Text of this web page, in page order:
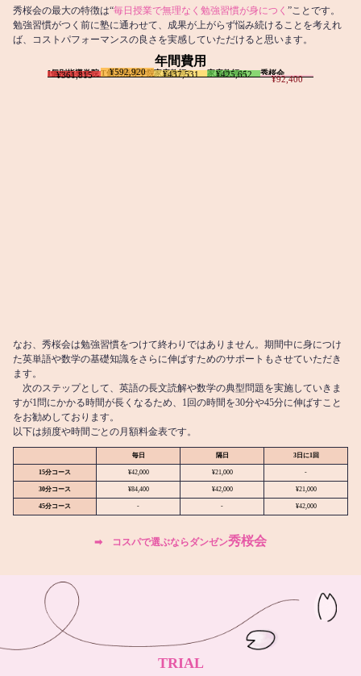
秀桜会の最大の特徴は“毎日授業で無理なく勉強習慣が身につく ”ことです。
勉強習慣がつく前に塾に通わせて、成果が上がらず悩み続けることを考えれ
ば、コストパフォーマンスの良さを実感していただけると思います。
年間費用
I個別指導学院
¥361,815 T個別指導学院
¥592,920 家庭教師T
¥437,531 家庭教師M
¥425,652 秀桜会
¥92,400
なお、秀桜会は勉強習慣をつけて終わりではありません。期間中に身につけ
た英単語や数学の基礎知識をさらに伸ばすためのサポートもさせていただき
ます。
次のステップとして、英語の長文読解や数学の典型問題を実施していきま
すが1問にかかる時間が長くなるため、1回の時間を30分や45分に伸ばすこと
をお勧めしております。
以下は頻度や時間ごとの月額料金表です。
毎日 隔日 3日に1回
15分コース ¥42,000 ¥21,000 -
30分コース ¥84,400 ¥42,000 ¥21,000
45分コース - - ¥42,000
➡︎ コスパで選ぶならダンゼン秀桜会
TRIAL